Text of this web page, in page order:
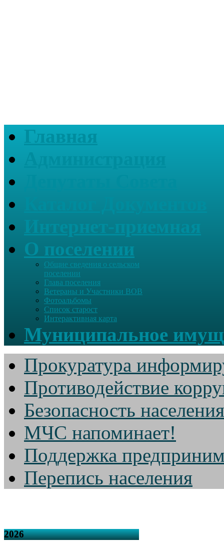
Главная
О поселении
Общие сведения о сельском
поселении
Глава поселения
Ветераны и Участники ВОВ
Фотоальбомы
Список старост
Интерактивная карта
Муниципальное
Прокуратура
Противодействие
Безопасность населения
МЧС напоминает!
Поддержка
Перепись населения
2026